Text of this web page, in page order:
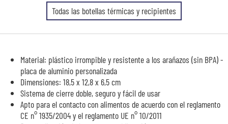
Todas las botellas térmicas y recipientes
Material: plástico irrompible y resistente a los arañazos (sin BPA) -
placa de aluminio personalizada
Dimensiones: 18,5 x 12,8 x 6,5 cm
Sistema de cierre doble, seguro y fácil de usar
Apto para el contacto con alimentos de acuerdo con el reglamento
CE n° 1935/2004 y el reglamento UE n° 10/2011